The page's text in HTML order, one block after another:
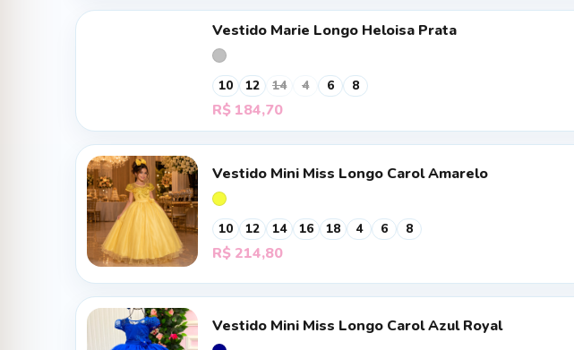
Vestido Marie Longo Heloisa Prata
10 12 14 4 6 8
R$ 184,70
Vestido Mini Miss Longo Carol Amarelo
10 12 14 16 18 4 6 8
R$ 214,80
Vestido Mini Miss Longo Carol Azul Royal